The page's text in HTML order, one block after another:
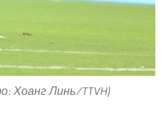
Хоанг Линь/TTVH)